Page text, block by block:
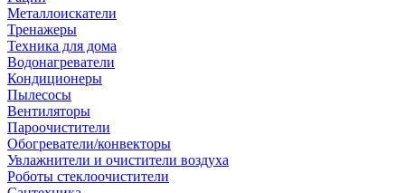
Металлоискатели
Тренажеры
Техника для дома
Водонагреватели
Кондиционеры
Пылесосы
Вентиляторы
Пароочистители
Обогреватели/конвекторы
Увлажнители и очистители воздуха
Роботы стеклоочистители